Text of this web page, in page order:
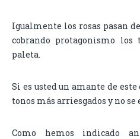
Igualmente los rosas pasan
cobrando protagonismo
paleta.
Si es usted un amante de este
tonos más arriesgados y no se
Como hemos indicado